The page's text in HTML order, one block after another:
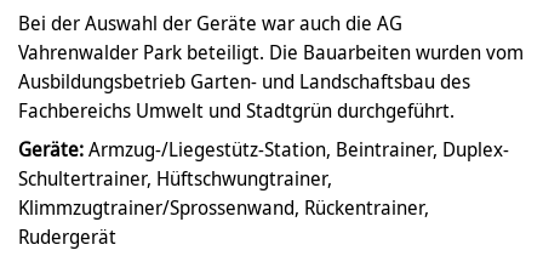
Bei der Auswahl der Geräte war auch die AG
Vahrenwalder Park beteiligt. Die Bauarbeiten wurden vom
Ausbildungsbetrieb Garten- und Landschaftsbau des
Fachbereichs Umwelt und Stadtgrün durchgeführt.
Geräte:Armzug-/Liegestütz-Station, Beintrainer, Duplex-
Schultertrainer, Hüftschwungtrainer,
Klimmzugtrainer/Sprossenwand, Rückentrainer,
Rudergerät